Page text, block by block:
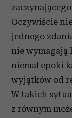
zaczynającego
Oczywiście
jednego
nie wymagają
niemal epoki
wyjątków od
W takich
z równym